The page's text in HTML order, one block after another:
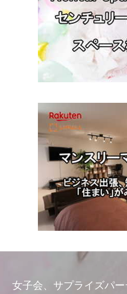
女子会、サプライズパ